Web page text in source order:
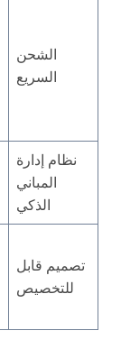
الشحن
السريع
نظام إدارة
المباني
الذكي
تصميم قابل
للتخصيص